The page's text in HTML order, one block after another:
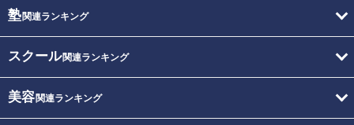
塾関連ランキング
スクール関連ランキング
美容関連ランキング